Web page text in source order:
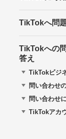
TikTokへ問
TikTokへの
答え
TikTokビジ
問い合わせ
問い合わせ
TikTokアカ